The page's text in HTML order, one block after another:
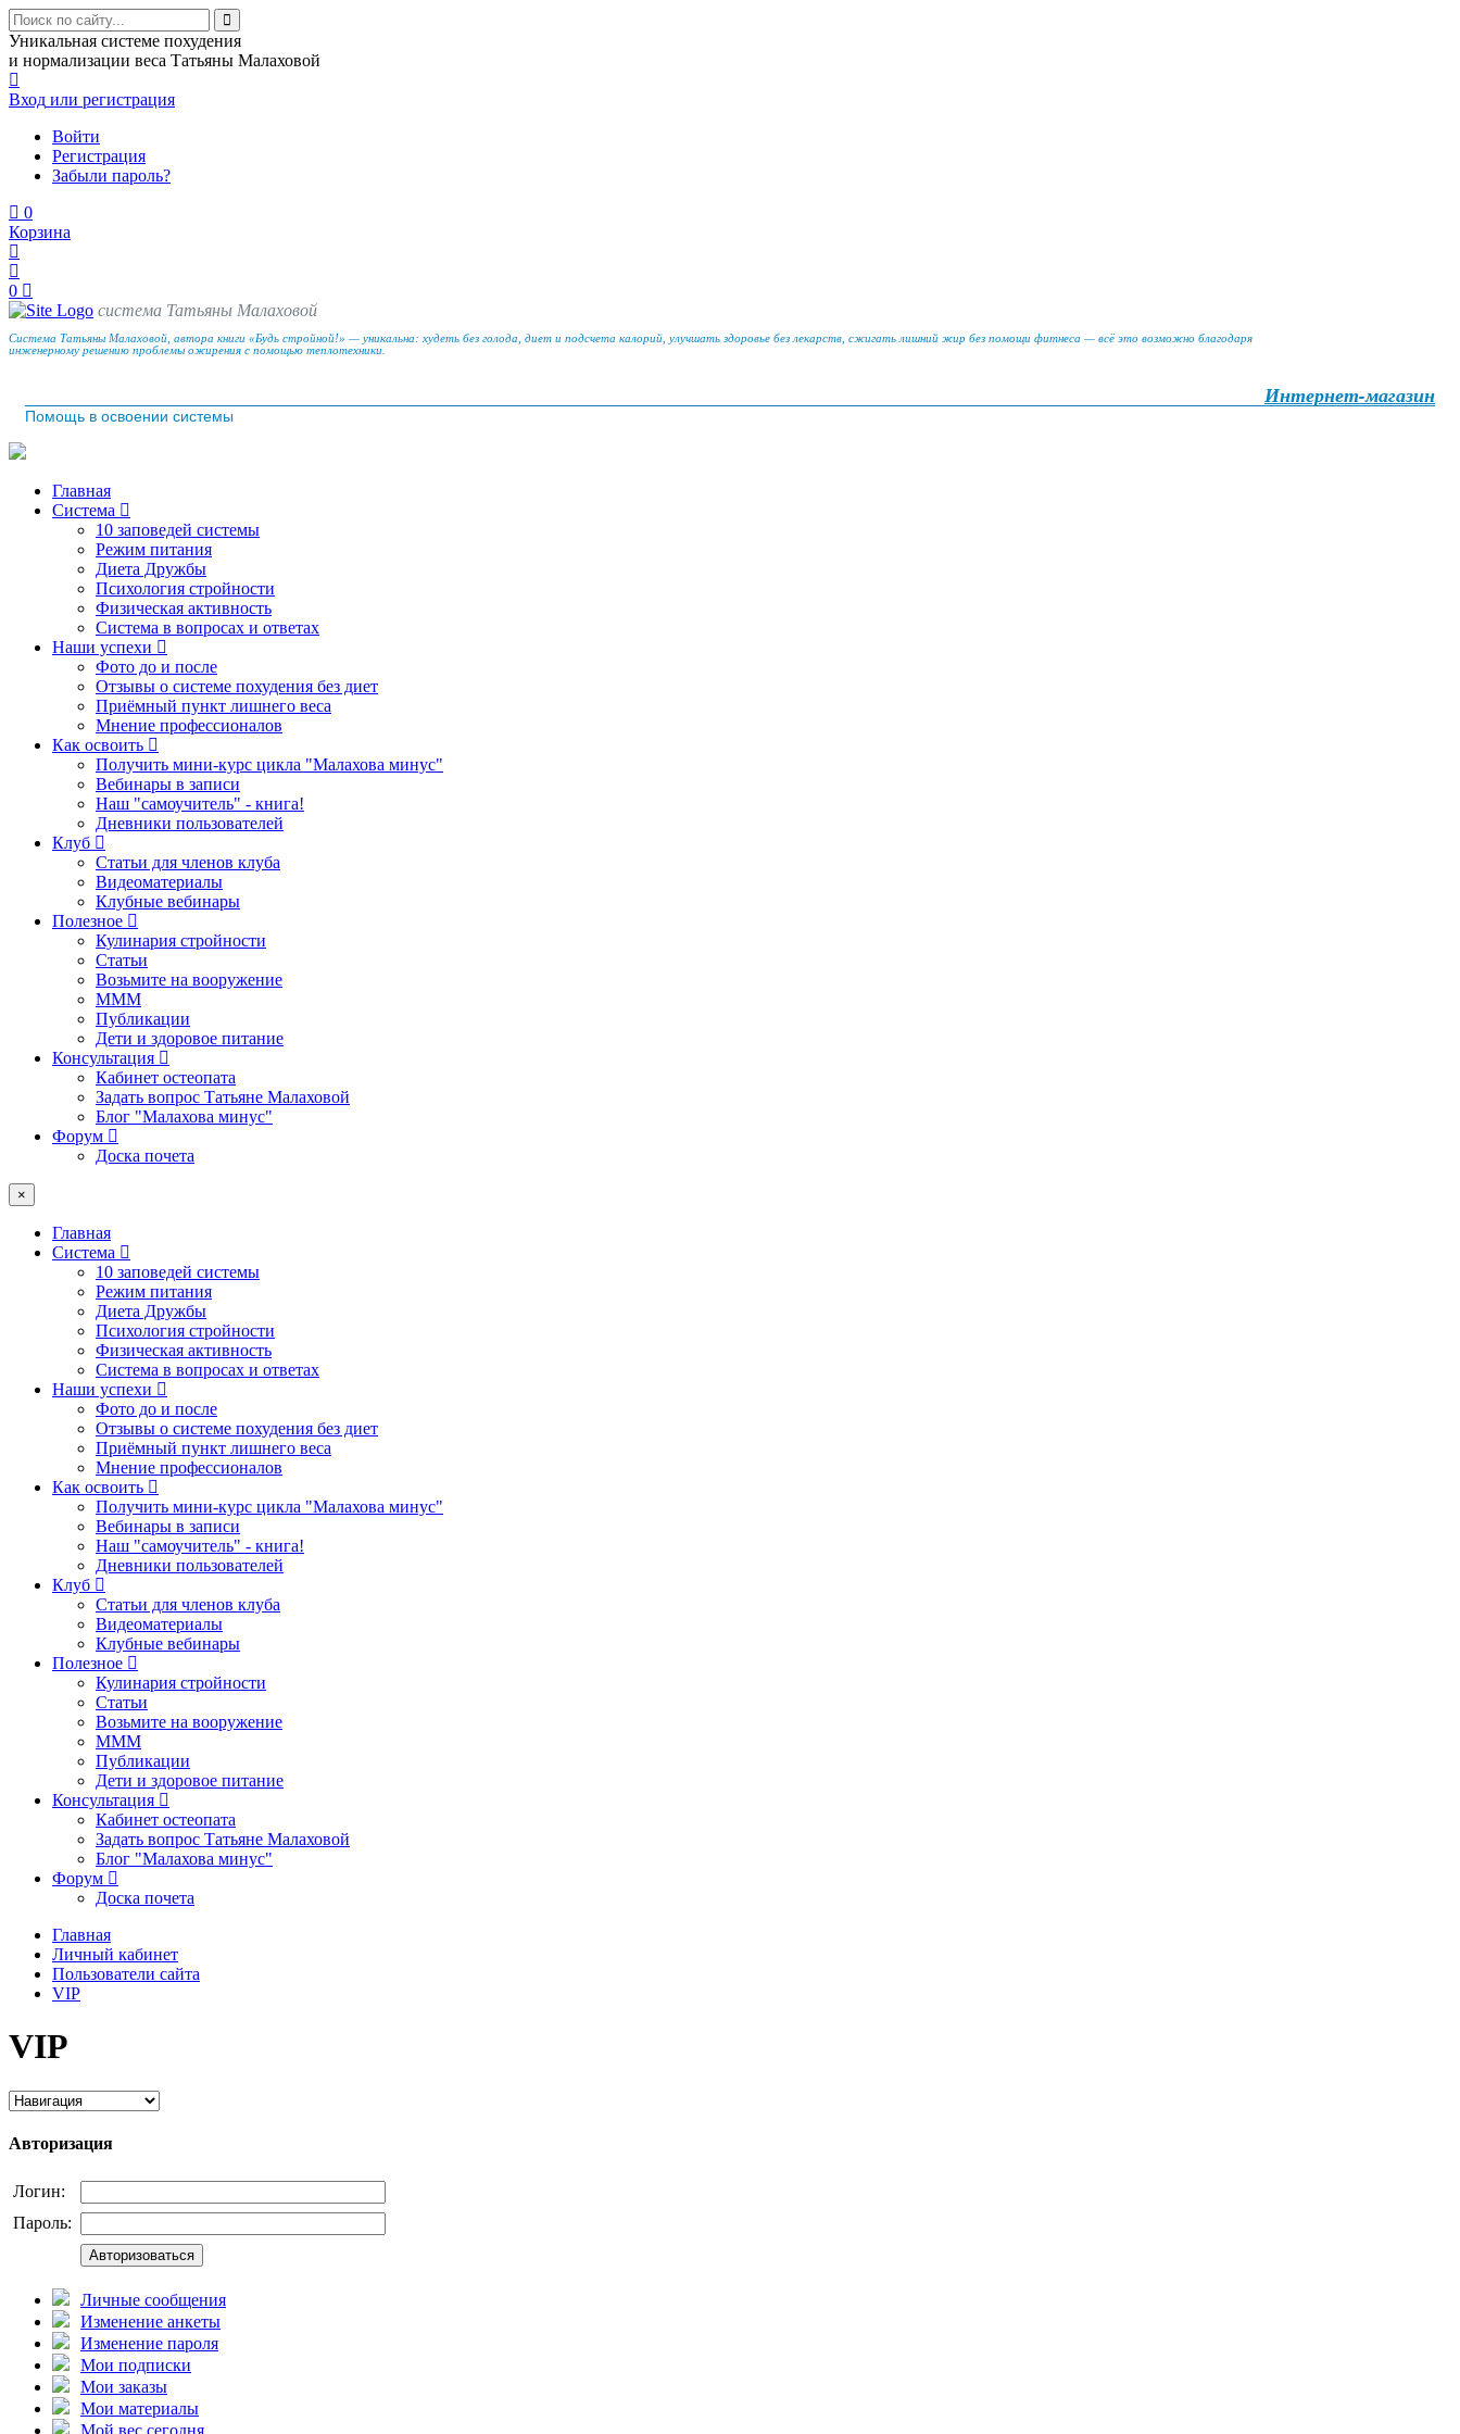
Уникальная системе похудения
и нормализации веса Татьяны Малаховой
Вход или регистрация
Войти
Регистрация
Забыли пароль?
0
Корзина
0
система Татьяны Малаховой
Система Татьяны Малаховой, автора книги «Будь стройной!» — уникальна: худеть без голода, диет и подсчета калорий, улучшать здоровье без лекарств, сжигать лишний жир без помощи фитнеса — всё это возможно благодаря
инженерному решению проблемы ожирения с помощью теплотехники.
Интернет-магазин
Помощь в освоении системы
Главная
Система
10 заповедей системы
Режим питания
Диета Дружбы
Психология стройности
Физическая активность
Система в вопросах и ответах
Наши успехи
Фото до и после
Отзывы о системе похудения без диет
Приёмный пункт лишнего веса
Мнение профессионалов
Как освоить
Получить мини-курс цикла "Малахова минус"
Вебинары в записи
Наш "самоучитель" - книга!
Дневники пользователей
Клуб
Статьи для членов клуба
Видеоматериалы
Клубные вебинары
Полезное
Кулинария стройности
Статьи
Возьмите на вооружение
МММ
Публикации
Дети и здоровое питание
Консультация
Кабинет остеопата
Задать вопрос Татьяне Малаховой
Блог "Малахова минус"
Форум
Доска почета
×
Главная
Система
10 заповедей системы
Режим питания
Диета Дружбы
Психология стройности
Физическая активность
Система в вопросах и ответах
Наши успехи
Фото до и после
Отзывы о системе похудения без диет
Приёмный пункт лишнего веса
Мнение профессионалов
Как освоить
Получить мини-курс цикла "Малахова минус"
Вебинары в записи
Наш "самоучитель" - книга!
Дневники пользователей
Клуб
Статьи для членов клуба
Видеоматериалы
Клубные вебинары
Полезное
Кулинария стройности
Статьи
Возьмите на вооружение
МММ
Публикации
Дети и здоровое питание
Консультация
Кабинет остеопата
Задать вопрос Татьяне Малаховой
Блог "Малахова минус"
Форум
Доска почета
Главная
Личный кабинет
Пользователи сайта
VIP
VIP
Авторизация
Логин:
Пароль:
Авторизоваться
Личные сообщения
Изменение анкеты
Изменение пароля
Мои подписки
Мои заказы
Мои материалы